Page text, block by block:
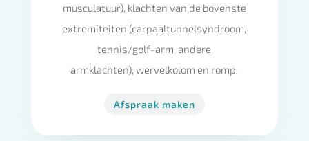
musculatuur), klachten van de bovenste
extremiteiten (carpaaltunnelsyndroom,
tennis/golf-arm, andere
armklachten), wervelkolom en romp.
Afspraak maken